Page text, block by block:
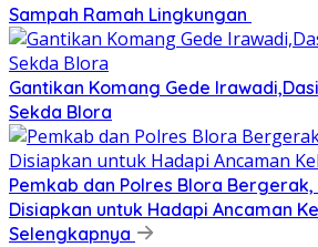
Sampah Ramah Lingkungan ‎
Gantikan Komang Gede
Sekda Blora
Pemkab dan Polres Blora Bergerak,
Disiapkan untuk Hadapi Ancaman
Selengkapnya